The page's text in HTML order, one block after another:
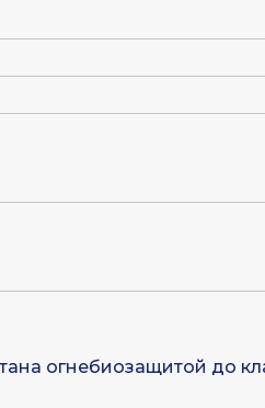
огнебиозащитой до